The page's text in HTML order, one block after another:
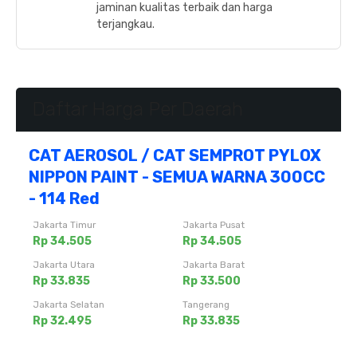
jaminan kualitas terbaik dan harga
terjangkau.
CAT AEROSOL / CAT SEMPROT PYLOX
NIPPON PAINT - SEMUA WARNA 300CC
- 114 Red
Jakarta Timur
Rp 34.505
Jakarta Pusat
Rp 34.505
Jakarta Utara
Rp 33.835
Jakarta Barat
Rp 33.500
Jakarta Selatan
Rp 32.495
Tangerang
Rp 33.835